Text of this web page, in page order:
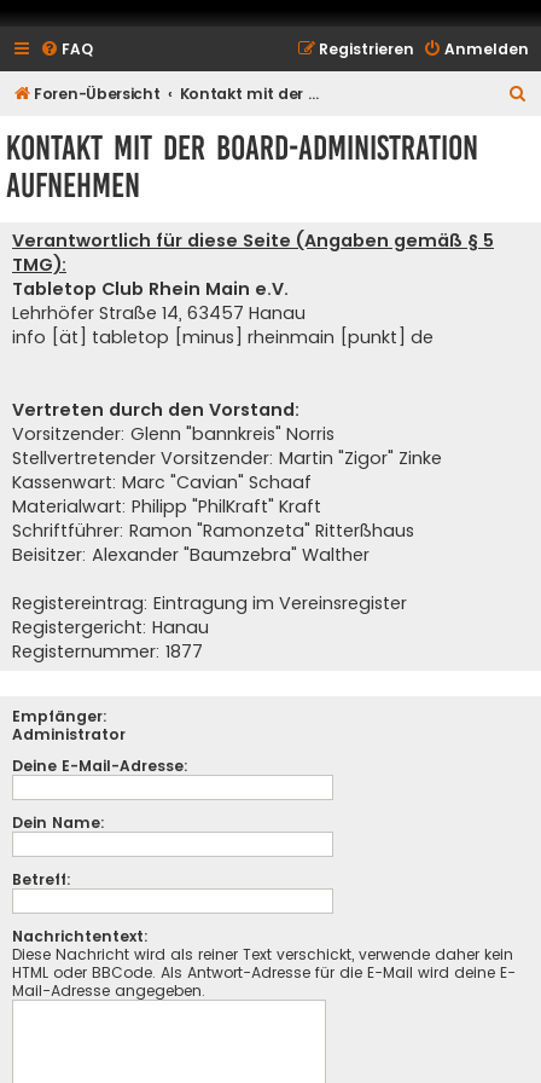
FAQ Anmelden
Registrieren
Foren-Übersicht Kontakt mit der Board-Administration aufnehmen
Kontakt mit der Board-Administration
aufnehmen
Verantwortlich für diese Seite (Angaben gemäß § 5
TMG):
Tabletop Club Rhein Main e.V.
Lehrhöfer Straße 14, 63457 Hanau
info [ät] tabletop [minus] rheinmain [punkt] de
Vertreten durch den Vorstand:
Vorsitzender: Glenn "bannkreis" Norris
Stellvertretender Vorsitzender: Martin "Zigor" Zinke
Kassenwart: Marc "Cavian" Schaaf
Materialwart: Philipp "PhilKraft" Kraft
Schriftführer: Ramon "Ramonzeta" Ritterßhaus
Beisitzer: Alexander "Baumzebra" Walther
Registereintrag: Eintragung im Vereinsregister
Registergericht: Hanau
Registernummer: 1877
Empfänger:
Administrator
Deine E-Mail-Adresse:
Dein Name:
Betreff:
Nachrichtentext:
Diese Nachricht wird als reiner Text verschickt, verwende daher kein
HTML oder BBCode. Als Antwort-Adresse für die E-Mail wird deine E-
Mail-Adresse angegeben.